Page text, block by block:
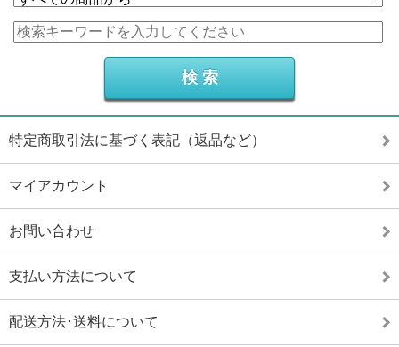
特定商取引法に基づく表記（返品など）
マイアカウント
お問い合わせ
支払い方法について
配送方法･送料について